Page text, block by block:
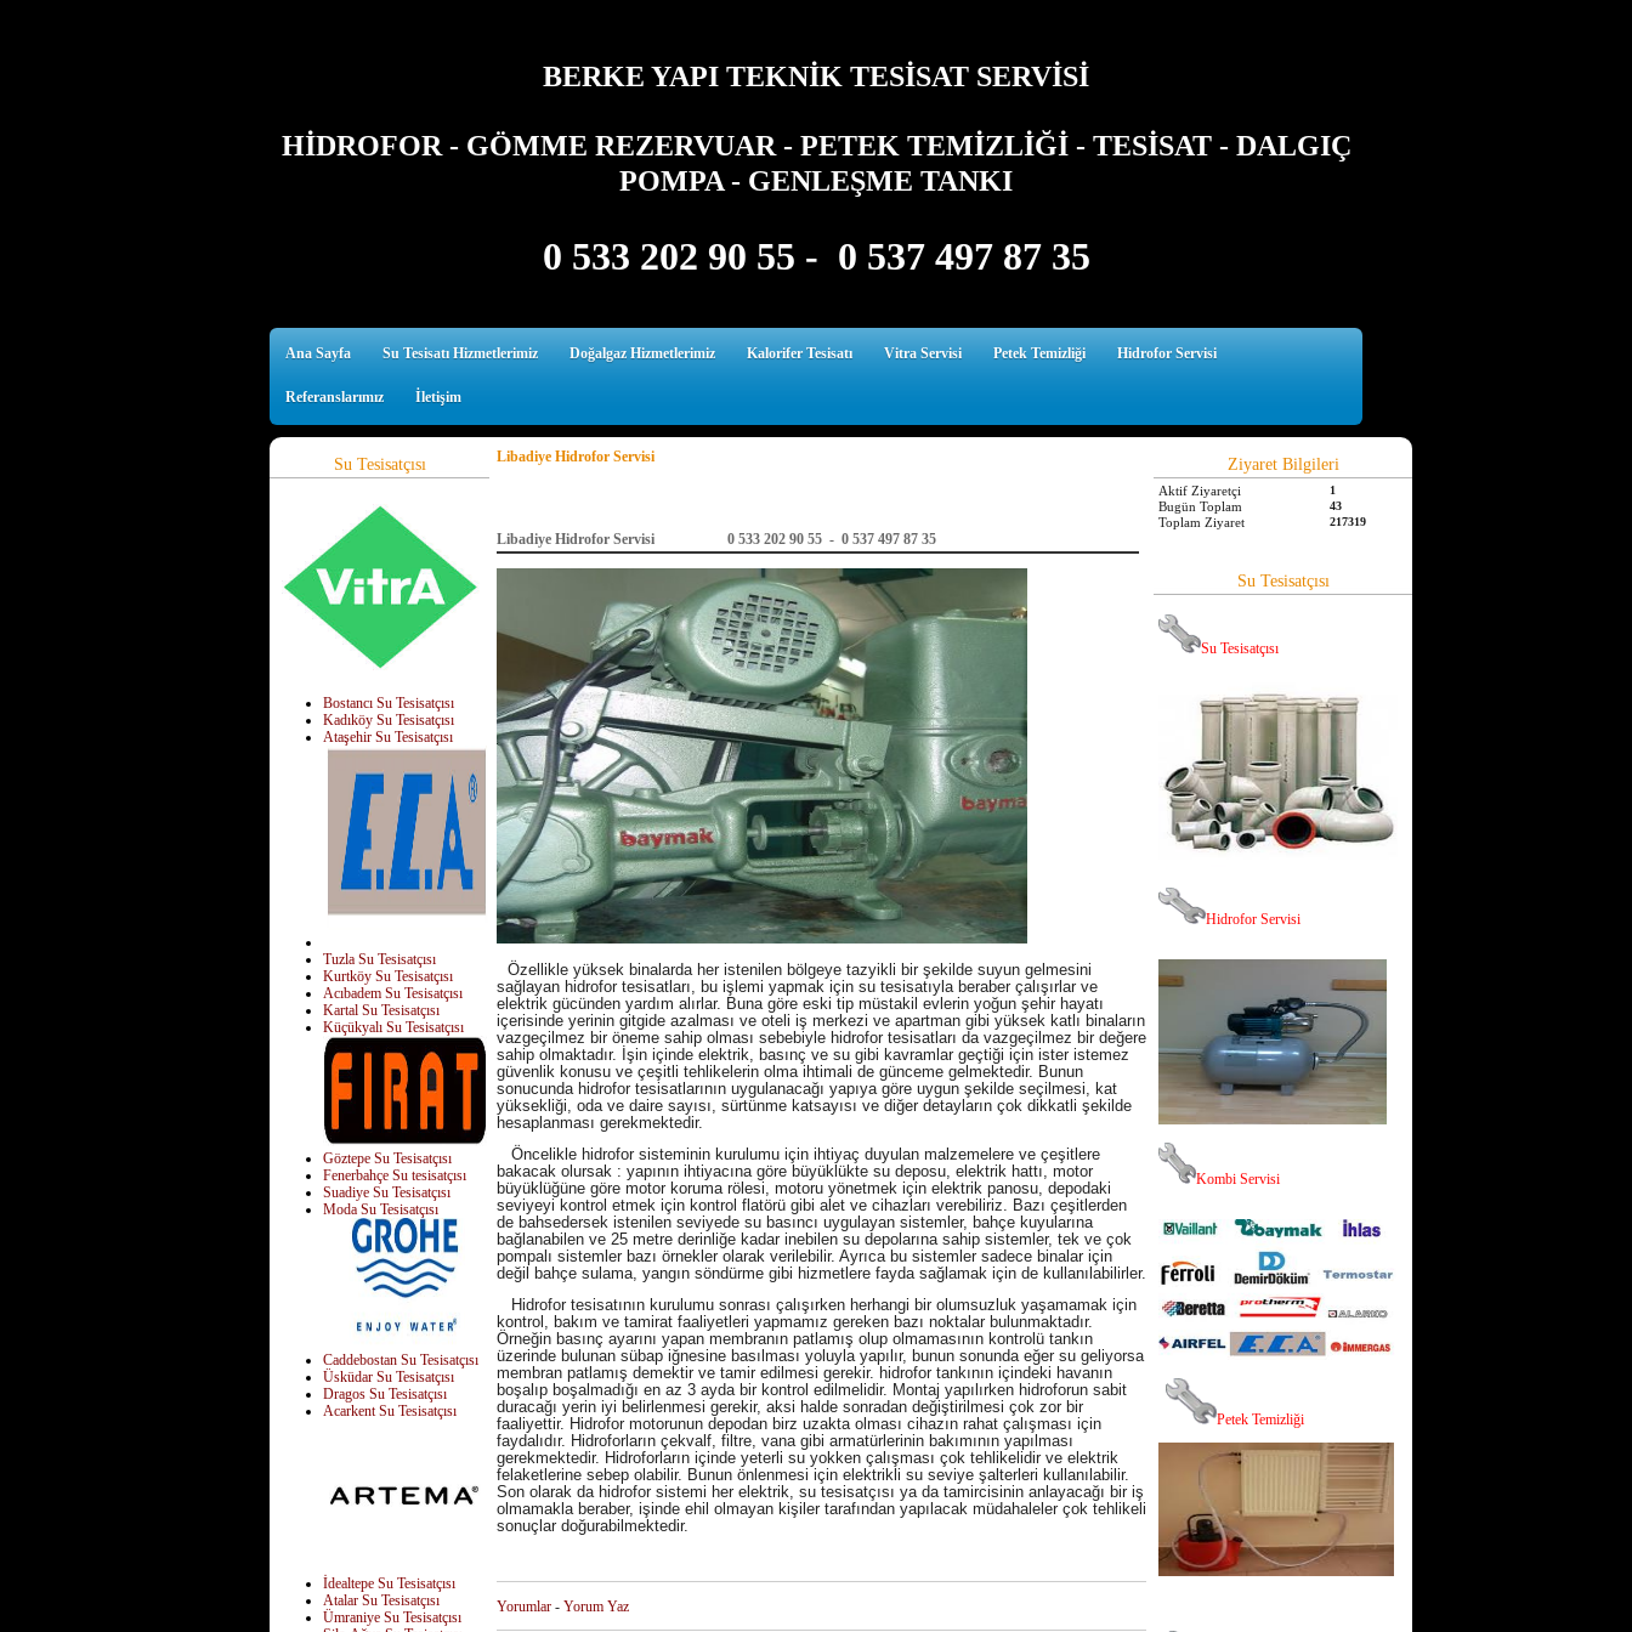
BERKE YAPI TEKNİK TESİSAT SERVİSİ
HİDROFOR - GÖMME REZERVUAR - PETEK TEMİZLİĞİ - TESİSAT - DALGIÇ
POMPA - GENLEŞME TANKI
0 533 202 90 55 - 0 537 497 87 35
Ana Sayfa Su Tesisatı Hizmetlerimiz Doğalgaz Hizmetlerimiz Kalorifer Tesisatı Vitra Servisi Petek Temizliği Hidrofor Servisi
Referanslarımız İletişim
Su Tesisatçısı
Bostancı Su Tesisatçısı
Kadıköy Su Tesisatçısı
Ataşehir Su Tesisatçısı
Tuzla Su Tesisatçısı
Kurtköy Su Tesisatçısı
Acıbadem Su Tesisatçısı
Kartal Su Tesisatçısı
Küçükyalı Su Tesisatçısı
Göztepe Su Tesisatçısı
Fenerbahçe Su tesisatçısı
Suadiye Su Tesisatçısı
Moda Su Tesisatçısı
Caddebostan Su Tesisatçısı
Üsküdar Su Tesisatçısı
Dragos Su Tesisatçısı
Acarkent Su Tesisatçısı
İdealtepe Su Tesisatçısı
Atalar Su Tesisatçısı
Ümraniye Su Tesisatçısı
Libadiye Hidrofor Servisi
Libadiye Hidrofor Servisi 0 533 202 90 55 - 0 537 497 87 35
Özellikle yüksek binalarda her istenilen bölgeye tazyikli bir şekilde suyun gelmesini
sağlayan hidrofor tesisatları, bu işlemi yapmak için su tesisatıyla beraber çalışırlar ve
elektrik gücünden yardım alırlar. Buna göre eski tip müstakil evlerin yoğun şehir hayatı
içerisinde yerinin gitgide azalması ve oteli iş merkezi ve apartman gibi yüksek katlı binaların
vazgeçilmez bir öneme sahip olması sebebiyle hidrofor tesisatları da vazgeçilmez bir değere
sahip olmaktadır. İşin içinde elektrik, basınç ve su gibi kavramlar geçtiği için ister istemez
güvenlik konusu ve çeşitli tehlikelerin olma ihtimali de günceme gelmektedir. Bunun
sonucunda hidrofor tesisatlarının uygulanacağı yapıya göre uygun şekilde seçilmesi, kat
yüksekliği, oda ve daire sayısı, sürtünme katsayısı ve diğer detayların çok dikkatli şekilde
hesaplanması gerekmektedir.
Öncelikle hidrofor sisteminin kurulumu için ihtiyaç duyulan malzemelere ve çeşitlere
bakacak olursak : yapının ihtiyacına göre büyüklükte su deposu, elektrik hattı, motor
büyüklüğüne göre motor koruma rölesi, motoru yönetmek için elektrik panosu, depodaki
seviyeyi kontrol etmek için kontrol flatörü gibi alet ve cihazları verebiliriz. Bazı çeşitlerden
de bahsedersek istenilen seviyede su basıncı uygulayan sistemler, bahçe kuyularına
bağlanabilen ve 25 metre derinliğe kadar inebilen su depolarına sahip sistemler, tek ve çok
pompalı sistemler bazı örnekler olarak verilebilir. Ayrıca bu sistemler sadece binalar için
değil bahçe sulama, yangın söndürme gibi hizmetlere fayda sağlamak için de kullanılabilirler.
Hidrofor tesisatının kurulumu sonrası çalışırken herhangi bir olumsuzluk yaşamamak için
kontrol, bakım ve tamirat faaliyetleri yapmamız gereken bazı noktalar bulunmaktadır.
Örneğin basınç ayarını yapan membranın patlamış olup olmamasının kontrolü tankın
üzerinde bulunan sübap iğnesine basılması yoluyla yapılır, bunun sonunda eğer su geliyorsa
membran patlamış demektir ve tamir edilmesi gerekir. hidrofor tankının içindeki havanın
boşalıp boşalmadığı en az 3 ayda bir kontrol edilmelidir. Montaj yapılırken hidroforun sabit
duracağı yerin iyi belirlenmesi gerekir, aksi halde sonradan değiştirilmesi çok zor bir
faaliyettir. Hidrofor motorunun depodan birz uzakta olması cihazın rahat çalışması için
faydalıdır. Hidroforların çekvalf, filtre, vana gibi armatürlerinin bakımının yapılması
gerekmektedir. Hidroforların içinde yeterli su yokken çalışması çok tehlikelidir ve elektrik
felaketlerine sebep olabilir. Bunun önlenmesi için elektrikli su seviye şalterleri kullanılabilir.
Son olarak da hidrofor sistemi her elektrik, su tesisatçısı ya da tamircisinin anlayacağı bir iş
olmamakla beraber, işinde ehil olmayan kişiler tarafından yapılacak müdahaleler çok tehlikeli
sonuçlar doğurabilmektedir.
Yorumlar - Yorum Yaz
Ziyaret Bilgileri
Aktif Ziyaretçi 1
Bugün Toplam 43
Toplam Ziyaret 217319
Su Tesisatçısı
Su Tesisatçısı
Hidrofor Servisi
Kombi Servisi
Petek Temizliği